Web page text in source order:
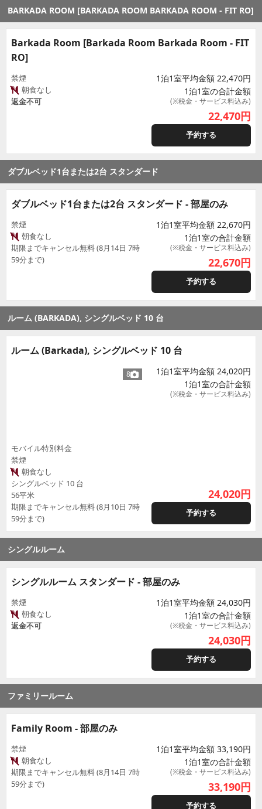
BARKADA ROOM [BARKADA ROOM BARKADA ROOM - FIT RO]
Barkada Room [Barkada Room Barkada Room - FIT
RO]
禁煙
朝食なし
返金不可
1泊1室平均金額 22,470円
1泊1室の合計金額
(※税金・サービス料込み)
22,470円
予約する
ダブルベッド1台または2台 スタンダード
ダブルベッド1台または2台 スタンダード - 部屋のみ
禁煙
朝食なし
期限までキャンセル無料 (8月14日 7時
59分まで)
1泊1室平均金額 22,670円
1泊1室の合計金額
(※税金・サービス料込み)
22,670円
予約する
ルーム (BARKADA), シングルベッド 10 台
ルーム (Barkada), シングルベッド 10 台
8
モバイル特別料金
禁煙
朝食なし
シングルベッド 10 台
56平米
期限までキャンセル無料 (8月10日 7時
59分まで)
1泊1室平均金額 24,020円
1泊1室の合計金額
(※税金・サービス料込み)
24,020円
予約する
シングルルーム
シングルルーム スタンダード - 部屋のみ
禁煙
朝食なし
返金不可
1泊1室平均金額 24,030円
1泊1室の合計金額
(※税金・サービス料込み)
24,030円
予約する
ファミリールーム
Family Room - 部屋のみ
禁煙
朝食なし
期限までキャンセル無料 (8月14日 7時
59分まで)
1泊1室平均金額 33,190円
1泊1室の合計金額
(※税金・サービス料込み)
33,190円
予約する